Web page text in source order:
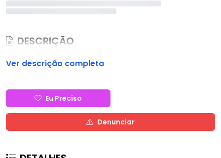
DESCRIÇÃO
Ver descrição completa
Eu Preciso
Denunciar